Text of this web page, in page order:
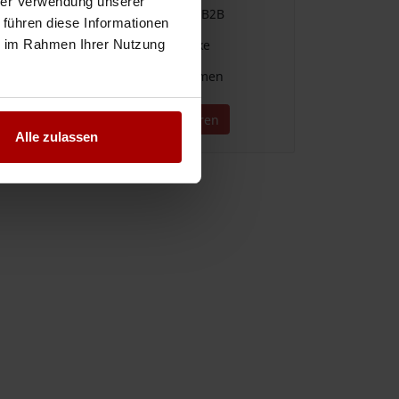
diese Informationen
Rahmen Ihrer Nutzung
Alle zulassen
Einfache Vergabe & Suche im B2B
Für alle Branchen und Gewerke
Direkter Kontakt zu Unternehmen
Jetzt kostenlos registrieren